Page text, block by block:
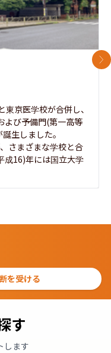
京医学校が合併し、
よび予備門(第一高等
生しました。
さまざまな学校と合
成16)年には国立大学
次
を受ける
す
します